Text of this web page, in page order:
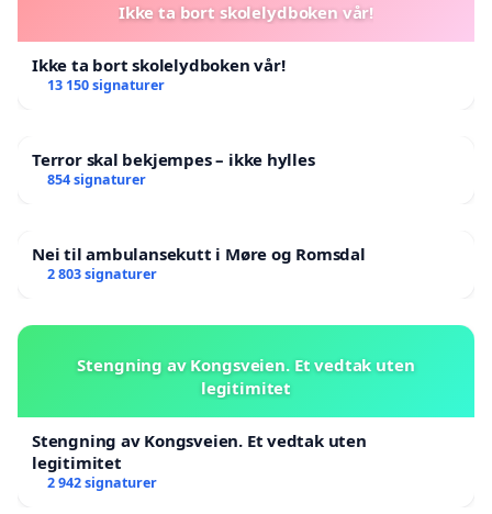
Ikke ta bort skolelydboken vår!
Ikke ta bort skolelydboken vår!
13 150 signaturer
Terror skal bekjempes – ikke hylles
854 signaturer
Nei til ambulansekutt i Møre og Romsdal
2 803 signaturer
Stengning av Kongsveien. Et vedtak uten
legitimitet
Stengning av Kongsveien. Et vedtak uten
legitimitet
2 942 signaturer